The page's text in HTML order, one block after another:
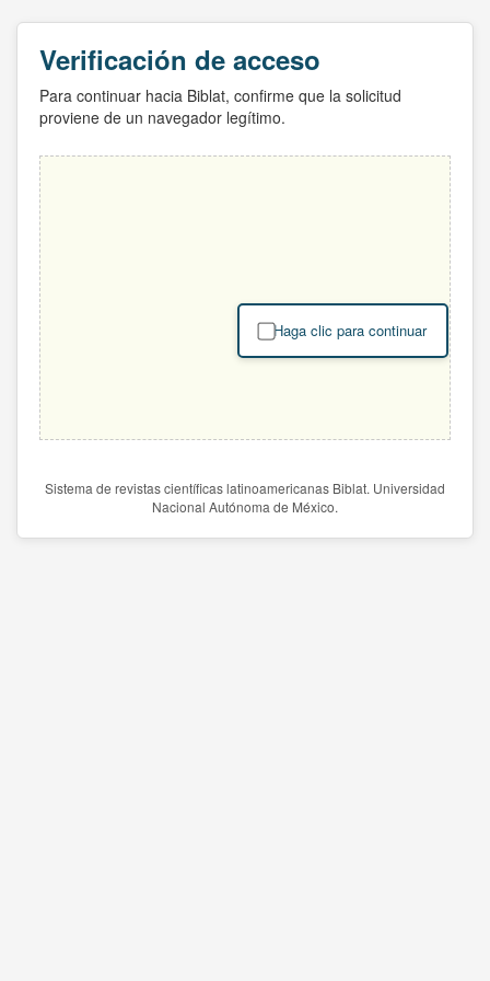
Verificación de acceso
Para continuar hacia Biblat, confirme que la solicitud
proviene de un navegador legítimo.
Haga clic para continuar
Sistema de revistas científicas latinoamericanas Biblat. Universidad
Nacional Autónoma de México.